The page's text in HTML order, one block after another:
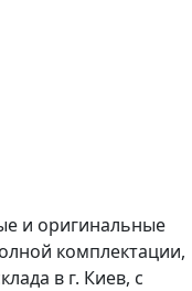
и оригинальные
комплектации,
в г. Киев, с